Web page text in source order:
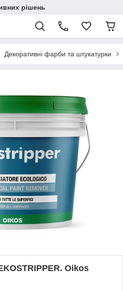
рішень
Декоративні фарби та штукатурки
Oikos